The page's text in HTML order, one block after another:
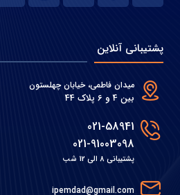
پشتیبانی آنلاین
میدان فاطمی، خیابان چهلستون
بین 4 و 6 پلاک 44
021-58941
021-91003098
پشتیبانی 8 الی 12 شب
ipemdad@gmail.com